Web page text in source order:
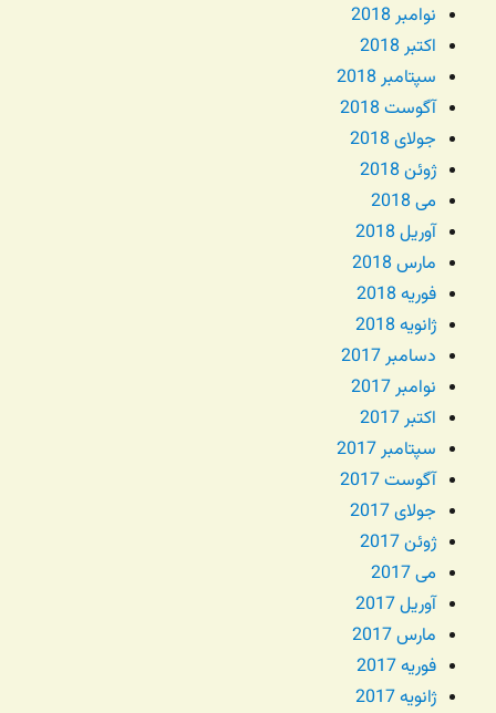
نوامبر 2018
اکتبر 2018
سپتامبر 2018
آگوست 2018
جولای 2018
ژوئن 2018
می 2018
آوریل 2018
مارس 2018
فوریه 2018
ژانویه 2018
دسامبر 2017
نوامبر 2017
اکتبر 2017
سپتامبر 2017
آگوست 2017
جولای 2017
ژوئن 2017
می 2017
آوریل 2017
مارس 2017
فوریه 2017
ژانویه 2017